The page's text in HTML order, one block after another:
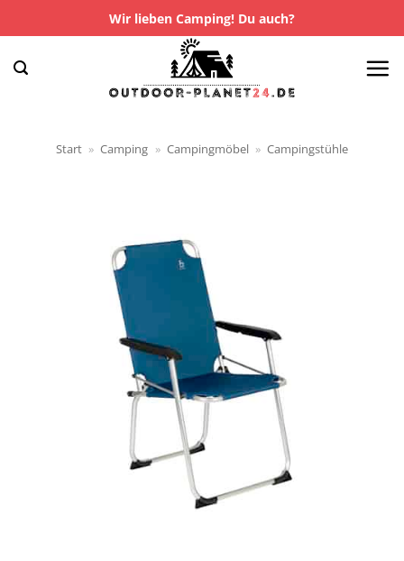
Inhalt
springen
Wir lieben Camping! Du auch?
Start » Camping » Campingmöbel » Campingstühle